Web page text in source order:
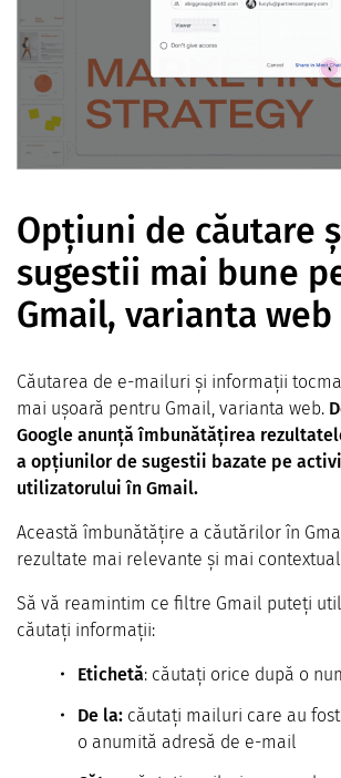
Opțiuni de căutare
sugestii mai bune
Gmail, varianta web
Căutarea de e-mailuri și informații
mai ușoară pentru Gmail, varianta web.
Google anunță îmbunătățirea
a opțiunilor de sugestii bazate pe
utilizatorului în Gmail.
Această îmbunătățire a căutărilor în
rezultate mai relevante și mai
Să vă reamintim ce filtre Gmail puteți
căutați informații:
Etichetă: căutați orice după o
De la: căutați mailuri care au
o anumită adresă de e-mail